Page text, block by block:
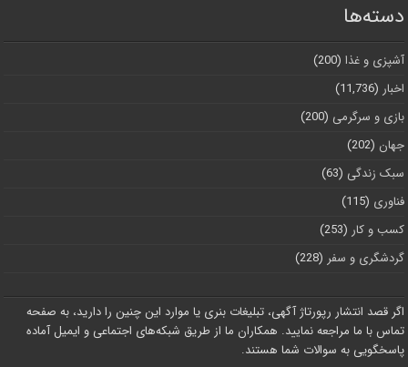
دسته‌ها
آشپزی و غذا (200)
اخبار (11,736)
بازی و سرگرمی (200)
جهان (202)
سبک زندگی (63)
فناوری (115)
کسب و کار (253)
گردشگری و سفر (228)
اگر قصد انتشار رپورتاژ آگهی، تبلیغات بنری یا موارد این چنین را دارید، به صفحه
تماس با ما مراجعه نمایید. همکاران ما از طریق شبکه‌های اجتماعی و ایمیل آماده
پاسخگویی به سوالات شما هستند.